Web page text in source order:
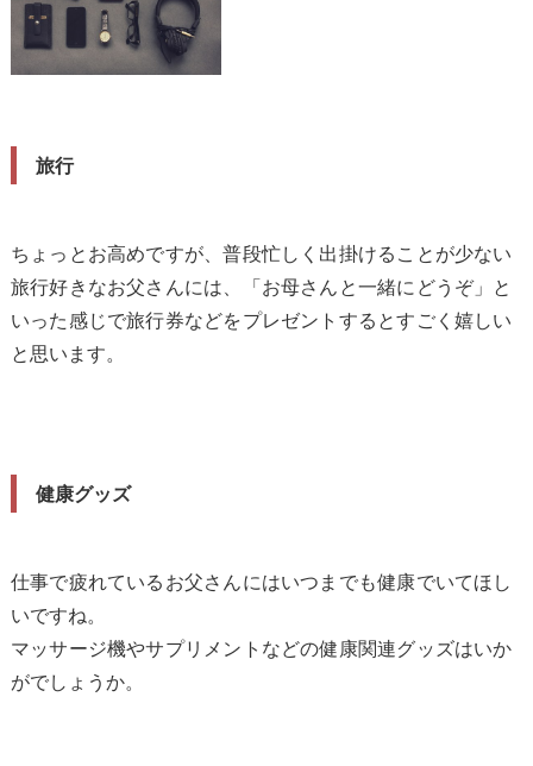
旅行
ちょっとお高めですが、普段忙しく出掛けることが少ない
旅行好きなお父さんには、「お母さんと一緒にどうぞ」と
いった感じで旅行券などをプレゼントするとすごく嬉しい
と思います。
健康グッズ
仕事で疲れているお父さんにはいつまでも健康でいてほし
いですね。
マッサージ機やサプリメントなどの健康関連グッズはいか
がでしょうか。